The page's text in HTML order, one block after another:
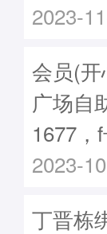
2023-
会员(
广场自
1677，
2023-
丁晋栋